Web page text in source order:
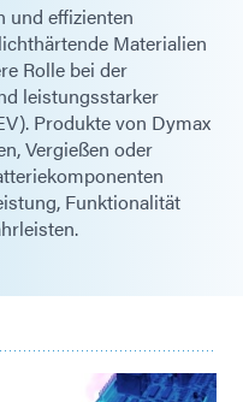
und effizienten
Materialien
Rolle bei der
leistungsstarker
Produkte von Dymax
Vergießen oder
Funktionalität